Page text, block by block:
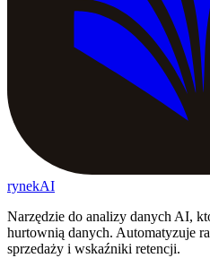
rynekAI
Narzędzie do analizy danych AI,
hurtownią danych. Automatyzuje
sprzedaży i wskaźniki retencji.